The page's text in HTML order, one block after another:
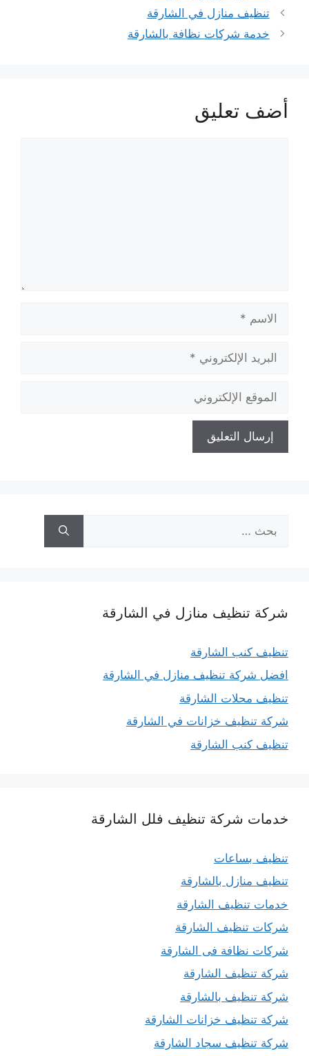
تنظيف منازل في الشارقة
خدمة شركات نظافة بالشارقة
أضف تعليق
الإلكتروني
الإلكتروني
عن:
شركة تنظيف منازل في الشارقة
تنظيف كنب الشارقة
افضل شركة تنظيف منازل في الشارقة
تنظيف محلات الشارقة
شركة تنظيف خزانات في الشارقة
تنظيف كنب الشارقة
خدمات شركة تنظيف فلل الشارقة
تنظيف بساعات
تنظيف منازل بالشارقة
خدمات تنظيف الشارقة
شركات تنظيف الشارقة
شركات نظافة فى الشارقة
شركة تنظيف الشارقة
شركة تنظيف بالشارقة
شركة تنظيف خزانات الشارقة
شركة تنظيف سجاد الشارقة